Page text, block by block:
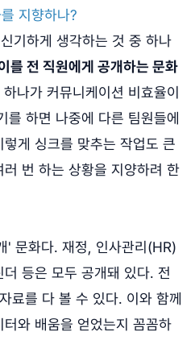
지향하나?
기하게 생각하는 것 중 하나
를 전 직원에게 공개하는 문화
나가 커뮤니케이션 비효율이
를 하면 나중에 다른 팀원들에
게 싱크를 맞추는 작업도 큰
번 하는 상황을 지양하려 한
' 문화다. 재정, 인사관리(HR)
등은 모두 공개돼 있다. 전
료를 다 볼 수 있다. 이와 함께
와 배움을 얻었는지 꼼꼼하